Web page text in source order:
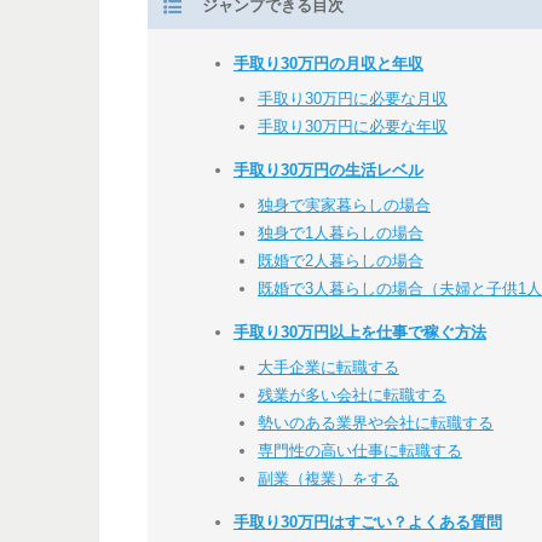
ジャンプできる目次
手取り30万円の月収と年収
手取り30万円に必要な月収
手取り30万円に必要な年収
手取り30万円の生活レベル
独身で実家暮らしの場合
独身で1人暮らしの場合
既婚で2人暮らしの場合
既婚で3人暮らしの場合（夫婦と子供1
手取り30万円以上を仕事で稼ぐ方法
大手企業に転職する
残業が多い会社に転職する
勢いのある業界や会社に転職する
専門性の高い仕事に転職する
副業（複業）をする
手取り30万円はすごい？よくある質問